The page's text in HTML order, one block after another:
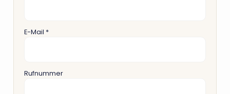
E-Mail *
Rufnummer